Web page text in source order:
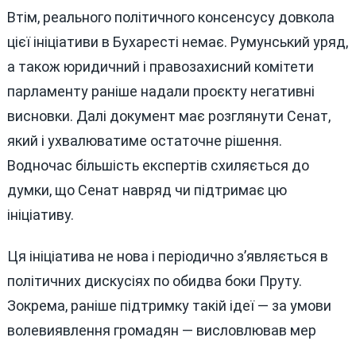
Втім, реального політичного консенсусу довкола
цієї ініціативи в Бухаресті немає. Румунський уряд,
а також юридичний і правозахисний комітети
парламенту раніше надали проєкту негативні
висновки. Далі документ має розглянути Сенат,
який і ухвалюватиме остаточне рішення.
Водночас більшість експертів схиляється до
думки, що Сенат навряд чи підтримає цю
ініціативу.
Ця ініціатива не нова і періодично з’являється в
політичних дискусіях по обидва боки Пруту.
Зокрема, раніше підтримку такій ідеї — за умови
волевиявлення громадян — висловлював мер